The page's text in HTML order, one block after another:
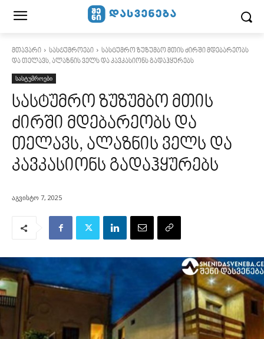
მთავარი სასტუმროები
სასტუმრო ზუზუმბო მთის ძირში მდებარეობს
და თელავს, ალაზნის ველს და კავკასიონს გადაჰყურებს
სასტუმროები
სასტუმრო ზუზუმბო მთის
ძირში მდებარეობს და
თელავს, ალაზნის ველს და
კავკასიონს გადაჰყურებს
აგვისტო 7, 2025